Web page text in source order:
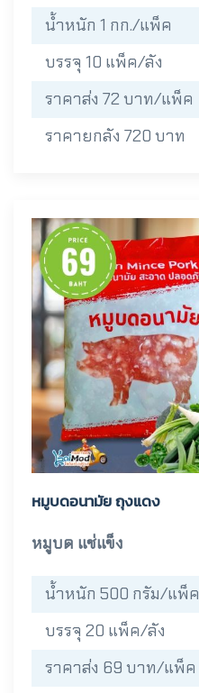
น้ำหนัก 1 กก./แพ็ค
บรรจุ 10 แพ็ค/ลัง
ราคาส่ง 72 บาท/แพ็ค
ราคายกลัง 720 บาท
หมูบดอนามัย ถุงแดง
หมูบด แช่แข็ง
น้ำหนัก 500 กรัม/แพ็ค
บรรจุ 20 แพ็ค/ลัง
ราคาส่ง 69 บาท/แพ็ค